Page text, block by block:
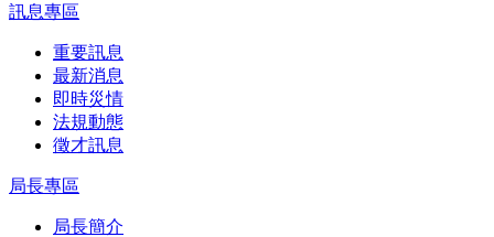
訊息專區
重要訊息
最新消息
即時災情
法規動態
徵才訊息
局長專區
局長簡介